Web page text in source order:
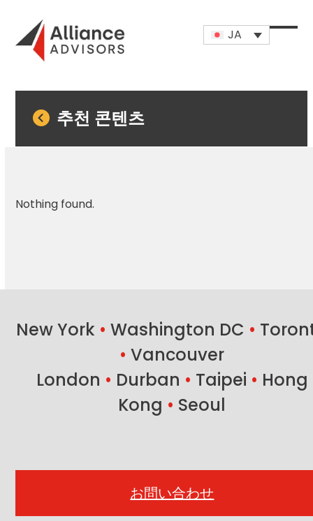
content
JA
Open
Close
추천 콘텐츠
Nothing found.
New York • Washington DC •
• Vancouver
London • Durban • Taipei • Hong
Kong • Seoul
お問い合わせ